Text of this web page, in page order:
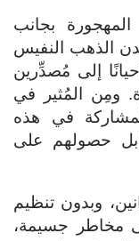
بجانب
الذهب النفيس
إلى مُصدِّرين
ومِن المُثير في
في هذه
حصولهم على
وبدون تنظيم
مخاطر جسيمة،